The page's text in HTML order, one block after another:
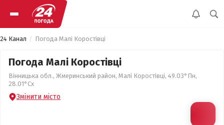
24 Канал Погода Малі Коростівці
Погода Малі Коростівці
Вінницька обл., Жмеринський район, Малі Коростівці, 49.03°Пн,
28.01°Сх
Змінити місто